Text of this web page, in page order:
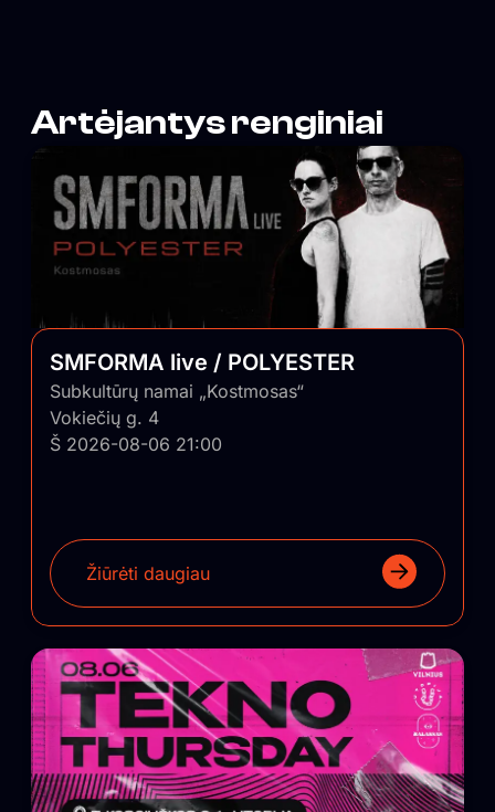
Artėjantys renginiai
SMFORMA live / POLYESTER
Subkultūrų namai „Kostmosas“
Vokiečių g. 4
Š 2026-08-06 21:00
Žiūrėti daugiau